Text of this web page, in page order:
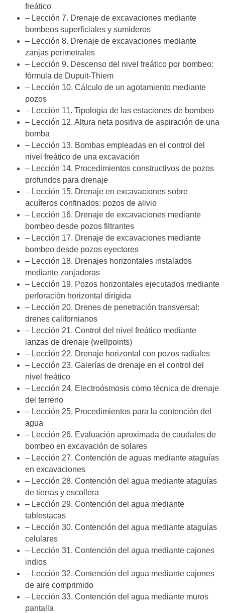
freático
– Lección 7. Drenaje de excavaciones mediante
bombeos superficiales y sumideros
– Lección 8. Drenaje de excavaciones mediante
zanjas perimetrales
– Lección 9. Descenso del nivel freático por bombeo:
fórmula de Dupuit-Thiem
– Lección 10. Cálculo de un agotamiento mediante
pozos
– Lección 11. Tipología de las estaciones de bombeo
– Lección 12. Altura neta positiva de aspiración de una
bomba
– Lección 13. Bombas empleadas en el control del
nivel freático de una excavación
– Lección 14. Procedimientos constructivos de pozos
profundos para drenaje
– Lección 15. Drenaje en excavaciones sobre
acuíferos confinados: pozos de alivio
– Lección 16. Drenaje de excavaciones mediante
bombeo desde pozos filtrantes
– Lección 17. Drenaje de excavaciones mediante
bombeo desde pozos eyectores
– Lección 18. Drenajes horizontales instalados
mediante zanjadoras
– Lección 19. Pozos horizontales ejecutados mediante
perforación horizontal dirigida
– Lección 20. Drenes de penetración transversal:
drenes californianos
– Lección 21. Control del nivel freático mediante
lanzas de drenaje (wellpoints)
– Lección 22. Drenaje horizontal con pozos radiales
– Lección 23. Galerías de drenaje en el control del
nivel freático
– Lección 24. Electroósmosis como técnica de drenaje
del terreno
– Lección 25. Procedimientos para la contención del
agua
– Lección 26. Evaluación aproximada de caudales de
bombeo en excavación de solares
– Lección 27. Contención de aguas mediante ataguías
en excavaciones
– Lección 28. Contención del agua mediante ataguías
de tierras y escollera
– Lección 29. Contención del agua mediante
tablestacas
– Lección 30. Contención del agua mediante ataguías
celulares
– Lección 31. Contención del agua mediante cajones
indios
– Lección 32. Contención del agua mediante cajones
de aire comprimido
– Lección 33. Contención del agua mediante muros
pantalla